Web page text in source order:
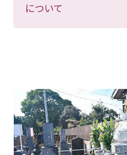
について